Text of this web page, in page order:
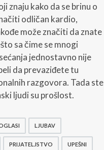
znaju kako da se brinu o
odličan kardio,
može značiti da znate
sa čime se mnogi
jednostavno nije
da prevaziđete tu
razgovora. Tada ste
ljudi su prošlost.
LJUBAV
PRIJATELJSTVO UPEŠNI